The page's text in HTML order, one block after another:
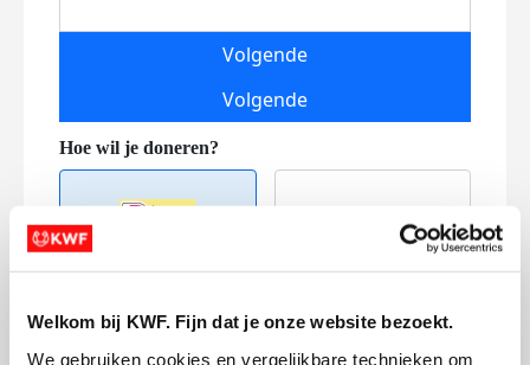
Welkom bij KWF. Fijn dat je onze website bezoekt.
We gebruiken cookies en vergelijkbare technieken om
Volgende
Volgende
Creditcard